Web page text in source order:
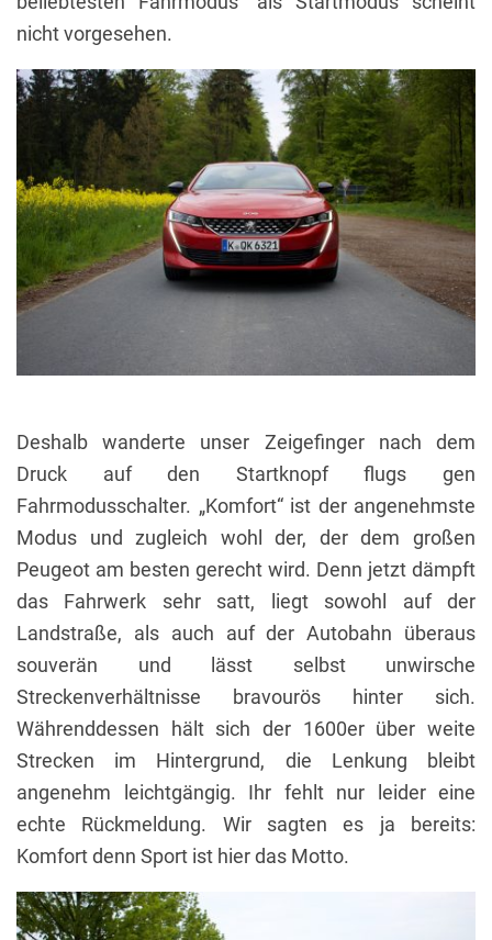
nicht vorgesehen.
Deshalb wanderte unser Zeigefinger nach dem
Druck auf den Startknopf flugs gen
Fahrmodusschalter. „Komfort“ ist der angenehmste
Modus und zugleich wohl der, der dem großen
Peugeot am besten gerecht wird. Denn jetzt dämpft
das Fahrwerk sehr satt, liegt sowohl auf der
Landstraße, als auch auf der Autobahn überaus
souverän und lässt selbst unwirsche
Streckenverhältnisse bravourös hinter sich.
Währenddessen hält sich der 1600er über weite
Strecken im Hintergrund, die Lenkung bleibt
angenehm leichtgängig. Ihr fehlt nur leider eine
echte Rückmeldung. Wir sagten es ja bereits:
Komfort denn Sport ist hier das Motto.